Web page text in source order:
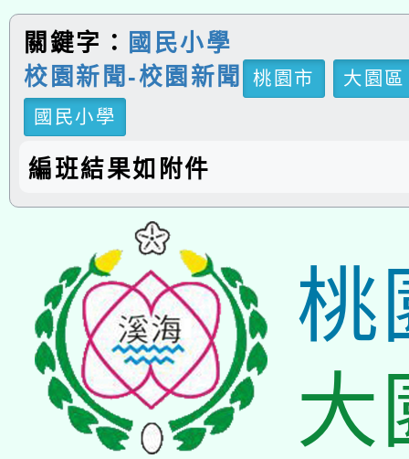
關鍵字：
國民小學
校園新聞-校園新聞
桃園市
大園區
國民小學
編班結果如附件
桃
大